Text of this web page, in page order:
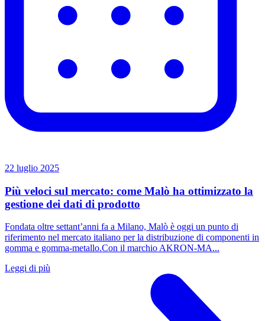
22 luglio 2025
Più veloci sul mercato: come Malò ha ottimizzato la
gestione dei dati di prodotto
Fondata oltre settant’anni fa a Milano, Malò è oggi un punto di
riferimento nel mercato italiano per la distribuzione di componenti in
gomma e gomma-metallo.Con il marchio AKRON-MA...
Leggi di più